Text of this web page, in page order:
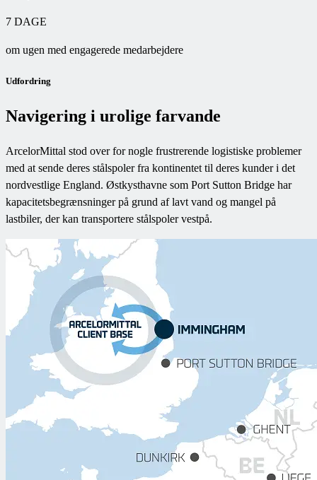
7 DAGE
om ugen med engagerede medarbejdere
Udfordring
Navigering i urolige farvande
ArcelorMittal stod over for nogle frustrerende logistiske problemer
med at sende deres stålspoler fra kontinentet til deres kunder i det
nordvestlige England. Østkysthavne som Port Sutton Bridge har
kapacitetsbegrænsninger på grund af lavt vand og mangel på
lastbiler, der kan transportere stålspoler vestpå.